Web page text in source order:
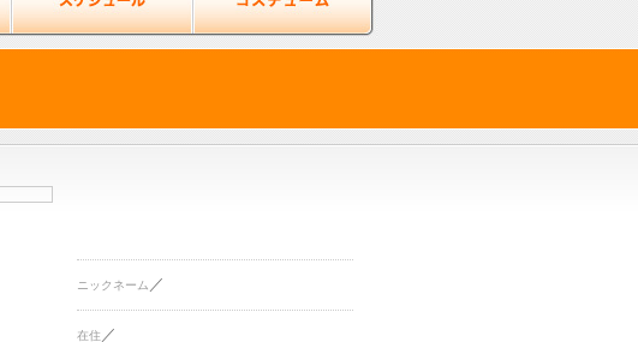
ニックネーム ／
在住 ／